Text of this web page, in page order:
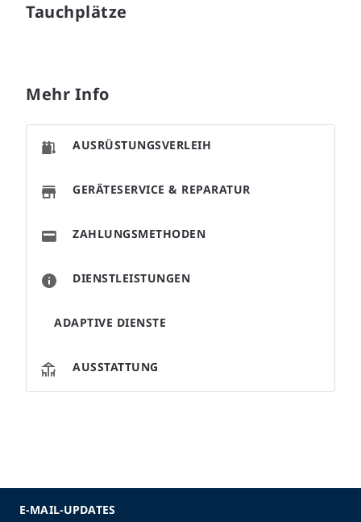
Tauchplätze
Mehr Info
DIENSTLEISTUNGEN
ADAPTIVE DIENSTE
AUSSTATTUNG
AUSRÜSTUNGSVERLEIH
GERÄTESERVICE & REPARATUR
ZAHLUNGSMETHODEN
E-MAIL-UPDATES